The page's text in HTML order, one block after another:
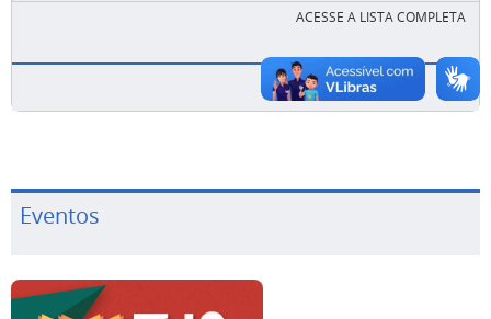
ACESSE A LISTA COMPLETA
Eventos